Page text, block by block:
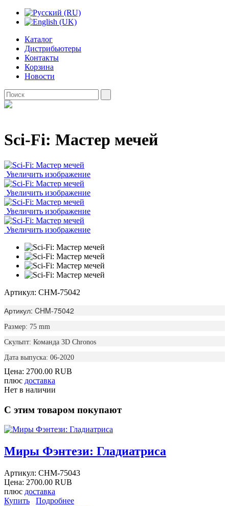
Каталог
Дистрибьютеры
Контакты
Корзина
Новости
Sci-Fi: Мастер мечей
Увеличить изображение
Увеличить изображение
Увеличить изображение
Увеличить изображение
Артикул: CHM-75042
Артикул: CHM-75042
Размер: 75 mm
Скульпт: Команда 3D Chronos
Дата выпуска: 06-2020
Цена: 2700.00 RUB
плюс доставка
Нет в наличии
С этим товаром покупают
Миры Фэнтези: Гладиатриса
Артикул: CHM-75043
Цена: 2700.00 RUB
плюс доставка
Купить
Подробнее